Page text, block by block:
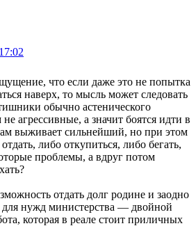
что если даже это не попытка
наверх, то мысль может следовать
обычно астенического
агрессивные, а значит боятся идти в
выживает сильнейший, но при этом
либо откупиться, либо бегать,
проблемы, а вдруг потом
отдать долг родине и заодно
для нужд министерства — двойной
которая в реале стоит приличных